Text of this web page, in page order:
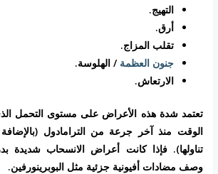
التهيج.
أرق.
تقلب المزاج.
جنون العظمة / الهلوسة.
الارتعاش.
تعتمد شدة هذه الأعراض على مستوى التحمل
الوقت منذ آخر جرعة من الترامادول
تناولها). فإذا كانت أعراض الانسحاب شديدة
وصف مضادات أفيونية جزئية مثل البوبرينورفين.